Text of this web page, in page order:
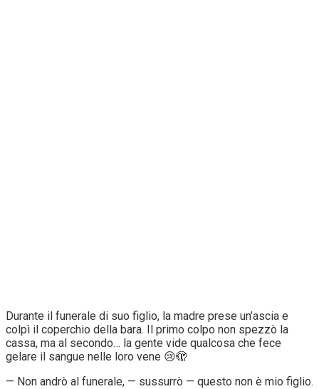
Durante il funerale di suo figlio, la madre prese un’ascia e
colpì il coperchio della bara. Il primo colpo non spezzò la
cassa, ma al secondo… la gente vide qualcosa che fece
gelare il sangue nelle loro vene 😢🫣
— Non andrò al funerale, — sussurrò — questo non è mio figlio.